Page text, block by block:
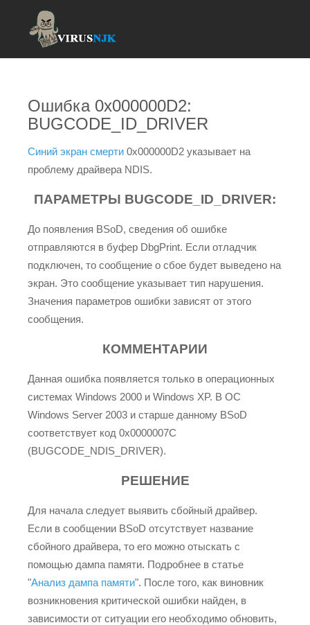
Ошибка 0x000000D2:
BUGCODE_ID_DRIVER
Синий экран смерти 0x000000D2 указывает на
проблему драйвера NDIS.
ПАРАМЕТРЫ BUGCODE_ID_DRIVER:
До появления BSoD, сведения об ошибке
отправляются в буфер DbgPrint. Если отладчик
подключен, то сообщение о сбое будет выведено на
экран. Это сообщение указывает тип нарушения.
Значения параметров ошибки зависят от этого
сообщения.
КОММЕНТАРИИ
Данная ошибка появляется только в операционных
системах Windows 2000 и Windows XP. В ОС
Windows Server 2003 и старше данному BSoD
соответствует код 0x0000007C
(BUGCODE_NDIS_DRIVER).
РЕШЕНИЕ
Для начала следует выявить сбойный драйвер.
Если в сообщении BSoD отсутствует название
сбойного драйвера, то его можно отыскать с
помощью дампа памяти. Подробнее в статье
"Анализ дампа памяти". После того, как виновник
возникновения критической ошибки найден, в
зависимости от ситуации его необходимо обновить,